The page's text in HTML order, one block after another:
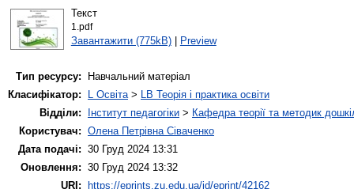
Текст
1.pdf
Завантажити (775kB)| Preview
Тип ресурсу:
Навчальний матеріал
Класифікатор:
L Освіта> LB Теорія і практика освіти
Відділи:
Інститут педагогіки > Кафедра теорії та методик
Користувач: Олена Петрівна Сіваченко
Дата подачі: 30 Груд 2024 13:31
Оновлення: 30 Груд 2024 13:32
URI:
https://eprints.zu.edu.ua/id/eprint/42162